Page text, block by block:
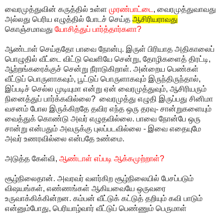
வைரமுத்துவின் கருத்தில் உள்ள முரண்பாட்டை , வைரமுத்துவாவது
அல்லது பெரிய எழுத்தில் போடச் செய்த ஆசிரியராவது
கொஞ்சமாவது யோசித்துப் பார்த்தார்களா?
ஆண்டாள் செய்ததோ பாவை நோன்பு. இருள் பிரியாத அதிகாலைப்
பொழுதில் வீட்டை விட்டு வெளியே சென்று, தோழிகளைத் திரட்டி,
ஆற்றங்கரைக்குச் சென்று நீராடுகிறாள். அன்றைய பெண்கள்
வீட்டுப் பொருளாகவும், பூட்டுப் பொருளாகவும் இருந்திருந்தால்,
இப்படிச் செல்ல முடியுமா என்று ஏன் வைரமுத்துவும், ஆசிரியரும்
நினைத்துப் பார்க்கவில்லை? வைரமுத்து எழுதி இருப்பது சினிமா
வசனம் போல இருக்கிறதே தவிர எந்த ஒரு தரவு- சான்றுகளையும்
வைத்துக் கொண்டு அவர் எழுதவில்லை. பாவை நோன்பே ஒரு
சான்று என்பதும் அவருக்கு புலப்படவில்லை - இவை எதையுமே
அவர் உணரவில்லை என்பதே உண்மை.
அடுத்த கேள்வி, ஆண்டாள் எப்படி ஆக்கமுற்றாள்?
சூழ்நிலைதான். அவரவர் வளர்கிற சூழ்நிலையில் பேசப்படும்
விஷயங்கள், எண்ணங்கள் ஆகியவையே ஒருவரை
உருவாக்கிக்கின்றன. கம்பன் வீட்டுக் கட்டுத் தறியும் கவி பாடும்
என்னும்போது, பெரியாழ்வார் வீட்டுப் பெண்ணும் பெருமாள்